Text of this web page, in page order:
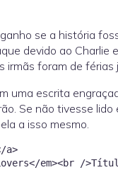
se a história
devido ao
foram de
uma escrita
Se não tivesse
a isso mesmo.
a>
em><br /